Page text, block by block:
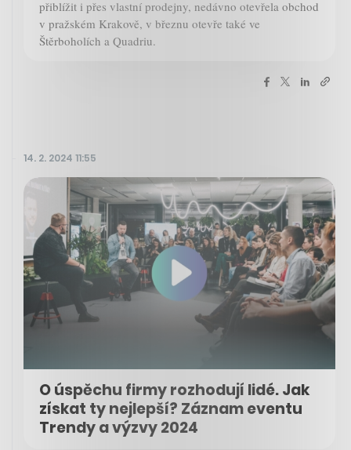
přiblížit i přes vlastní prodejny, nedávno otevřela obchod
v pražském Krakově, v březnu otevře také ve
Štěrboholích a Quadriu.
14. 2. 2024 11:55
O úspěchu firmy rozhodují lidé. Jak
získat ty nejlepší? Záznam eventu
Trendy a výzvy 2024